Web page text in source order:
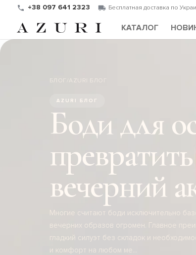
+38 097 641 2323 Бесплатная доставка по
КАТАЛОГ
БЛОГ AZURI БЛОГ
AZURI БЛОГ
Боди для
вечерний
Многие считают боди исключительно
вечерних образов огромен. Главное
гладкий силуэт без складок и
и комфорт на любом ме...